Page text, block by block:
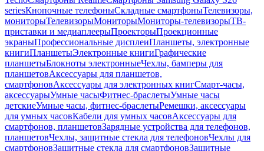
seriesКнопочные телефоныСкладные смартфоныТелевизоры,
мониторыТелевизорыМониторыМониторы-телевизорыТВ-
приставки и медиаплеерыПроекторыПроекционные
экраныПрофессиональные дисплеиПланшеты, электронные
книгиПланшетыЭлектронные книгиГрафические
планшетыБлокноты электронныеЧехлы, бамперы для
планшетовАксессуары для планшетов,
смартфоновАксессуары для электронных книгСмарт-часы,
аксессуарыУмные часыФитнес-браслетыУмные часы
детскиеУмные часы, фитнес-браслетыРемешки, аксессуары
для умных часовКабели для умных часовАксессуары для
смартфонов, планшетовЗарядные устройства для телефонов,
планшетовЧехлы, защитные стекла для телефоновЧехлы для
смартфоновЗащитные стекла для смартфоновЗащитные